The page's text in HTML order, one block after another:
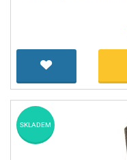
SKLADEM